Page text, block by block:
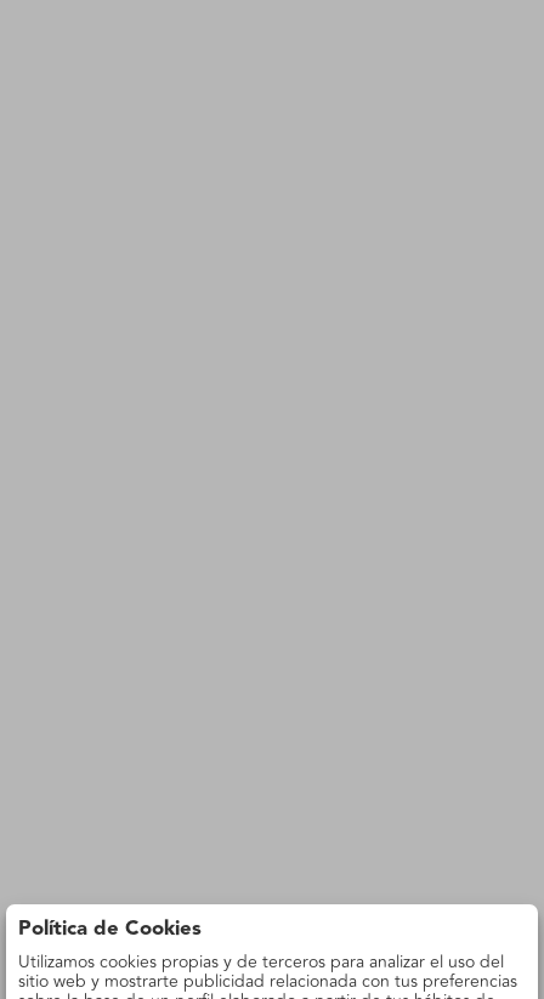
Política de Cookies
Utilizamos cookies propias y de terceros para analizar el uso del
sitio web y mostrarte publicidad relacionada con tus preferencias